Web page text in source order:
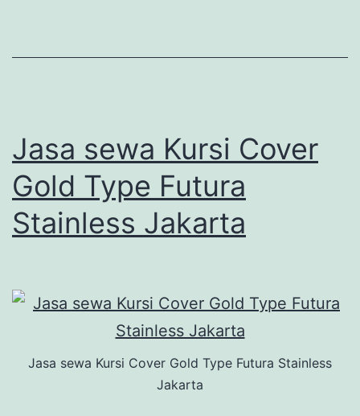
Jasa sewa Kursi Cover
Gold Type Futura
Stainless Jakarta
Jasa sewa Kursi Cover Gold Type Futura Stainless
Jakarta